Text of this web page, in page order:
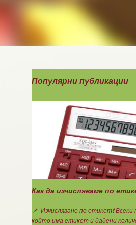
Популярни публикации
Как да изчисляваме по
📌 Изчисляване по етикет❗ Всеки
който има етикет и дадени